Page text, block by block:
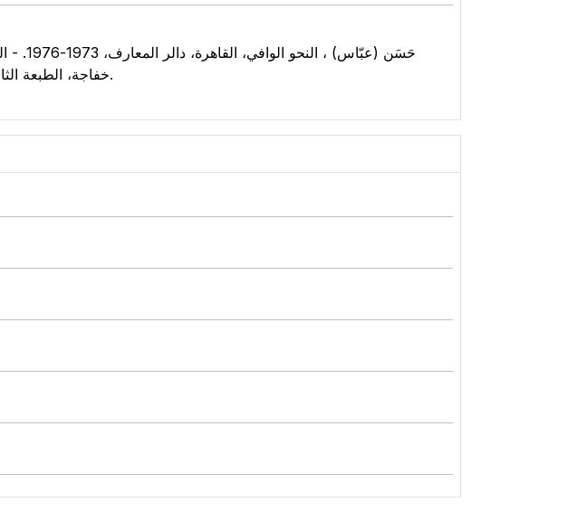
خفاجة، الطبعة الثامنة والعشرون، صيدا-بيروت، المكتبة العصريّة، 1414/1993، 3 أجزاء.